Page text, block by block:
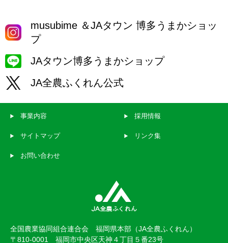
musubime ＆JAタウン 博多うまかショッ
プ
JAタウン博多うまかショップ
JA全農ふくれん公式
事業内容 採用情報
サイトマップ リンク集
お問い合わせ
全国農業協同組合連合会 福岡県本部（JA全農ふくれん）
〒810-0001 福岡市中央区天神４丁目５番23号